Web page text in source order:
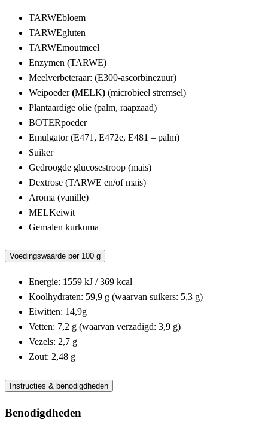
TARWEbloem
TARWEgluten
TARWEmoutmeel
Enzymen (TARWE)
Meelverbeteraar: (E300-ascorbinezuur)
Weipoeder(MELK) (microbieel stremsel)
Plantaardige olie (palm, raapzaad)
BOTERpoeder
Emulgator (E471, E472e, E481 – palm)
Suiker
Gedroogde glucosestroop (mais)
Dextrose (TARWE en/of mais)
Aroma (vanille)
MELKeiwit
Gemalen kurkuma
Voedingswaarde per 100 g
Energie: 1559 kJ / 369 kcal
Koolhydraten: 59,9 g (waarvan suikers: 5,3 g)
Eiwitten: 14,9g
Vetten: 7,2 g (waarvan verzadigd: 3,9 g)
Vezels: 2,7 g
Zout: 2,48 g
Instructies & benodigdheden
Benodigdheden